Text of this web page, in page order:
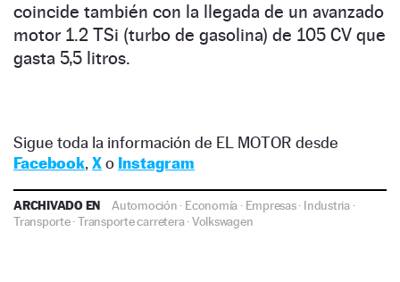
coincide también con la llegada de un avanzado
motor 1.2 TSi (turbo de gasolina) de 105 CV que
gasta 5,5 litros.
Sigue toda la información de EL MOTOR desde
Facebook, Xo Instagram
ARCHIVADO EN Automoción · Economía · Empresas· Industria·
Transporte·Transporte carretera·Volkswagen